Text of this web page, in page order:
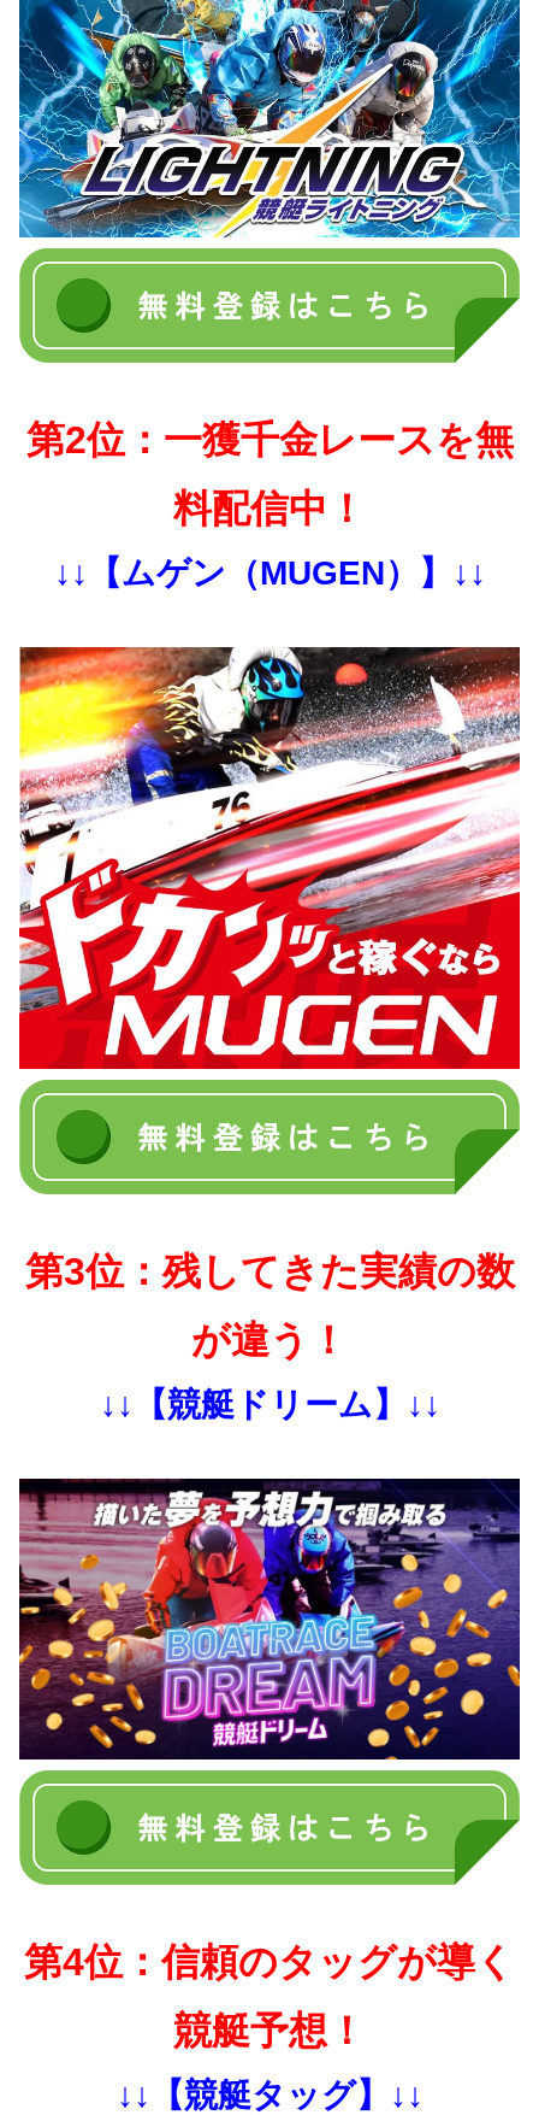
第2位：一獲千金レースを無
料配信中！
↓↓【ムゲン（MUGEN）】↓↓
第3位：残してきた実績の数
が違う！
↓↓【競艇ドリーム】↓↓
第4位：信頼のタッグが導く
競艇予想！
↓↓【競艇タッグ】↓↓